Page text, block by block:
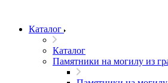
Каталог
Каталог
Памятники на могилу из